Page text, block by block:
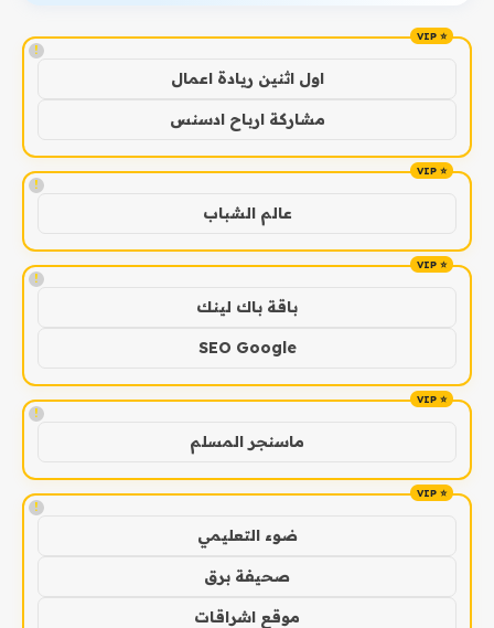
!
اول اثنين ريادة اعمال
مشاركة ارباح ادسنس
!
عالم الشباب
!
باقة باك لينك
SEO Google
!
ماسنجر المسلم
!
ضوء التعليمي
صحيفة برق
موقع اشراقات